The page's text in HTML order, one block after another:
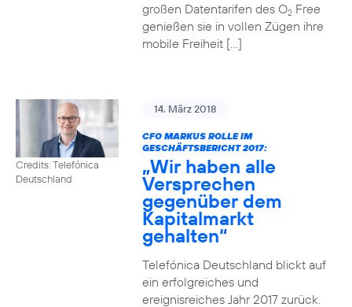
großen Datentarifen des O2Free
genießen sie in vollen Zügen ihre
mobile Freiheit […]
Credits: Telefónica
Deutschland
14. März 2018
CFO MARKUS ROLLE IM
GESCHÄFTSBERICHT 2017:
„Wir haben alle
Versprechen
gegenüber dem
Kapitalmarkt
gehalten“
Telefónica Deutschland blickt auf
ein erfolgreiches und
ereignisreiches Jahr 2017 zurück.